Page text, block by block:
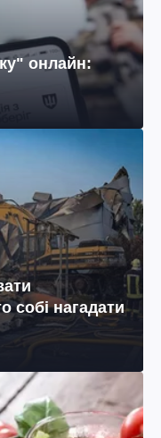
онлайн:
собі нагадати